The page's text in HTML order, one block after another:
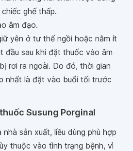
ghế thấp.
âm đạo.
yên ở tư thế ngồi hoặc nằm ít
đầu sau khi đặt thuốc vào âm
rơi ra ngoài. Do đó, thời gian
nhất là đặt vào buổi tối trước
Susung Porginal
sản xuất, liều dùng phù hợp
thuộc vào tình trạng bệnh, vì